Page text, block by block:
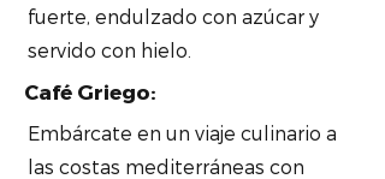
fuerte, endulzado con azúcar y
servido con hielo.
Café Griego:
Embárcate en un viaje culinario a
las costas mediterráneas con